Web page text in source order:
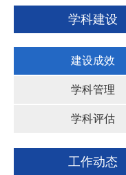
学科建设
建设成效
学科管理
学科评估
工作动态